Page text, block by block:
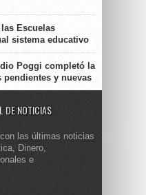
Escuelas
sistema educativo
Poggi completó la
pendientes y nuevas
DE NOTICIAS
las últimas noticias
Dinero,
e